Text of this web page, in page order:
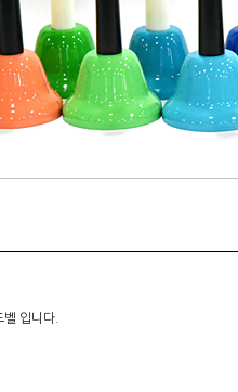
입니다.